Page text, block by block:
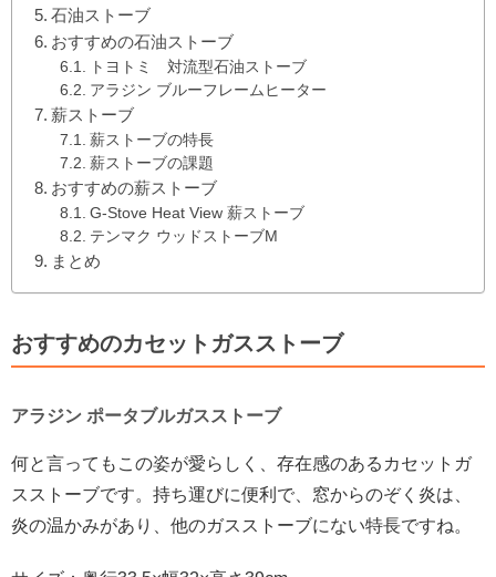
石油ストーブ
おすすめの石油ストーブ
トヨトミ 対流型石油ストーブ
アラジン ブルーフレームヒーター
薪ストーブ
薪ストーブの特長
薪ストーブの課題
おすすめの薪ストーブ
G-Stove Heat View 薪ストーブ
テンマク ウッドストーブM
まとめ
おすすめのカセットガスストーブ
アラジン ポータブルガスストーブ
何と言ってもこの姿が愛らしく、存在感のあるカセットガ
スストーブです。持ち運びに便利で、窓からのぞく炎は、
炎の温かみがあり、他のガスストーブにない特長ですね。